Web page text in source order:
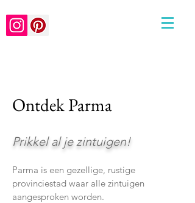
Ontdek Parma
Prikkel al je zintuigen!
Parma is een gezellige, rustige
provinciestad waar alle zintuigen
aangesproken worden.